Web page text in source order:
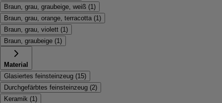
Braun, grau, graubeige, weiß (1 )
Braun, grau, orange, terracotta (1 )
Braun, grau, violett (1 )
Braun, graubeige (1 )
Material
Glasiertes feinsteinzeug (15)
Durchgefärbtes feinsteinzeug (2)
Keramik (1 )